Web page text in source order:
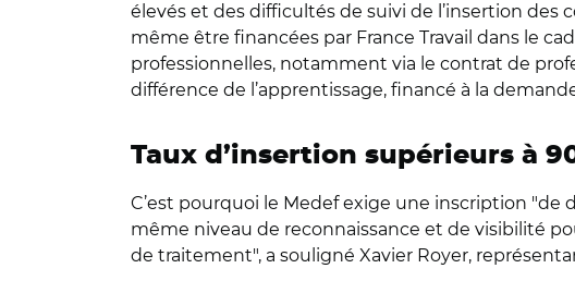
élevés et des difficultés de suivi de l’insertion
même être financées par France Travail dans le
professionnelles, notamment via le contrat de
différence de l’apprentissage, financé à la
Taux d’insertion supérieurs à
C’est pourquoi le Medef exige une inscription "de
même niveau de reconnaissance et de visibilité
de traitement", a souligné Xavier Royer,